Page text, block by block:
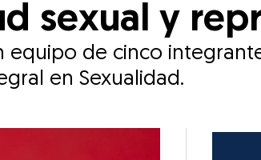
sexual y
equipo de cinco
en Sexualidad.